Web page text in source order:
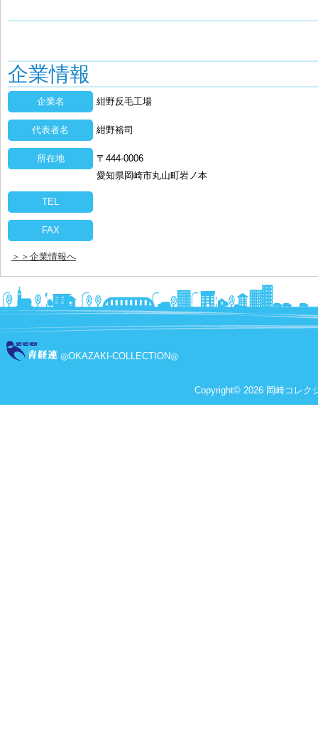
企業情報
企業名 紺野反毛工場
代表者名 紺野裕司
所在地
〒444-0006
愛知県岡崎市丸山町岩ノ本
TEL
FAX
＞＞企業情報へ
◎OKAZAKI-COLLECTION◎
Copyright© 2026 岡崎コレク